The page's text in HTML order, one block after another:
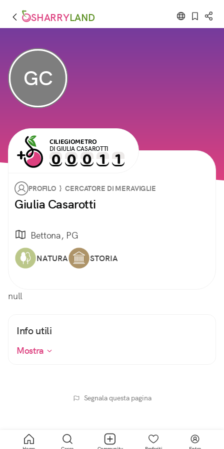
SHARRYLAND
GC
CILIEGIOMETRO
DI GIULIA CASAROTTI
PROFILO } CERCATORE DI MERAVIGLIE
Giulia Casarotti
Bettona, PG
NATURA STORIA
null
Info utili
Mostra
Segnala questa pagina